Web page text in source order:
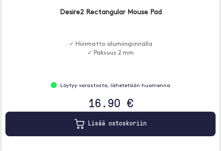
Desire2 Rectangular Mouse Pad
✓ Hiirimatto alumiinipinnalla
✓ Paksuus 2 mm
Löytyy varastosta, lähetetään huomenna
16.90 €
Lisää ostoskoriin